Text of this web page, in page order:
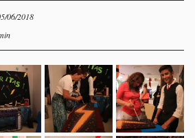
06/2018